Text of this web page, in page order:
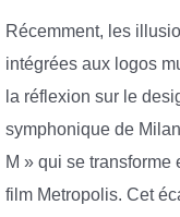
Récemment, les
intégrées aux logos
la réflexion sur le
symphonique de
M » qui se
film Metropolis. Cet